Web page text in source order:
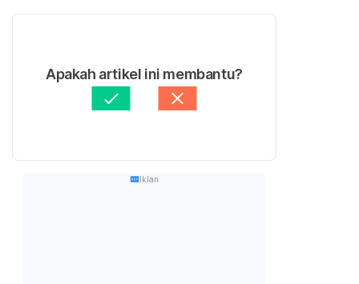
Apakah artikel ini membantu?
Iklan